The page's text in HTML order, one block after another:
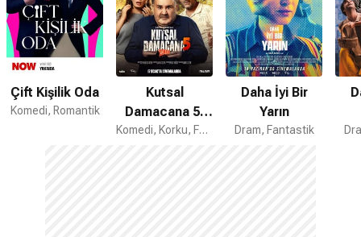
Çift Kişilik Oda
Komedi, Romantik
Kutsal
Damacana 5:
Zombi
Komedi, Korku, Fantastik
Daha İyi Bir
Yarın
Dram, Fantastik